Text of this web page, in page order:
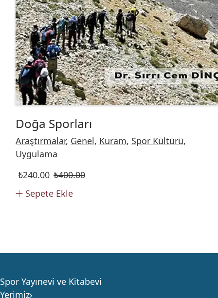
Doğa Sporları
Araştırmalar, Genel, Kuram, Spor Kültürü,
Uygulama
₺400.00
₺240.00
Sepete Ekle
Spor Yayınevi ve Kitabevi
Yerimiz›